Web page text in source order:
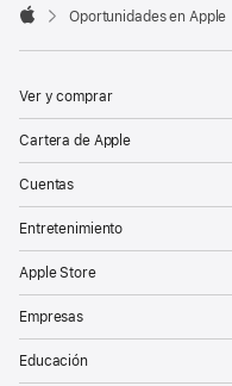

Oportunidades en Apple
Ver y comprar
Cartera de Apple
Cuentas
Entretenimiento
Apple Store
Empresas
Educación